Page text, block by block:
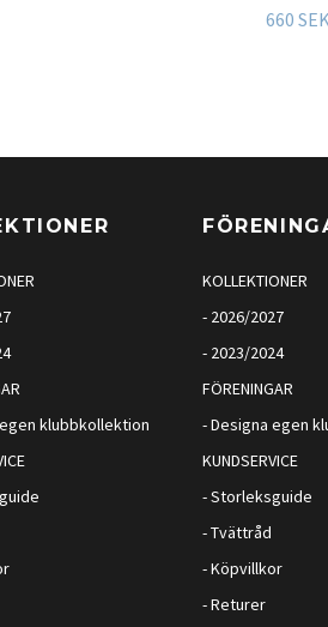
660 SEK
klubbkollektion
KOLLEKTIONER
- 2026/2027
- 2023/2024
FÖRENINGAR
- Designa egen
KUNDSERVICE
- Storleksguide
- Tvättråd
- Köpvillkor
- Returer